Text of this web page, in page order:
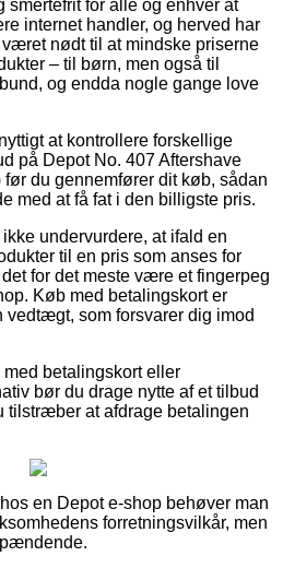
for alle og enhver at
internet handler, og herved har
nødt til at mindske priserne
– til børn, men også til
og endda nogle gange love
at kontrollere forskellige
på Depot No. 407 Aftershave
du gennemfører dit køb, sådan
med at få fat i den billigste pris.
undervurdere, at ifald en
til en pris som anses for
for det meste være et fingerpeg
Køb med betalingskort er
vedtægt, som forsvarer dig imod
betalingskort eller
bør du drage nytte af et tilbud
tilstræber at afdrage betalingen
en Depot e-shop behøver man
forretningsvilkår, men